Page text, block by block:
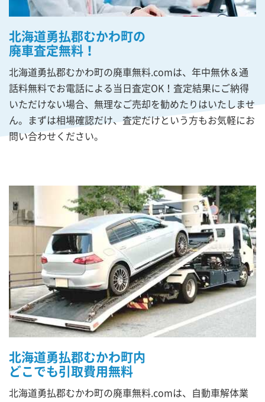
北海道勇払郡むかわ町の
廃車査定無料！
北海道勇払郡むかわ町の廃車無料.comは、年中無休＆通
話料無料でお電話による当日査定OK！査定結果にご納得
いただけない場合、無理なご売却を勧めたりはいたしませ
ん。まずは相場確認だけ、査定だけという方もお気軽にお
問い合わせください。
北海道勇払郡むかわ町内
どこでも引取費用無料
北海道勇払郡むかわ町の廃車無料.comは、自動車解体業